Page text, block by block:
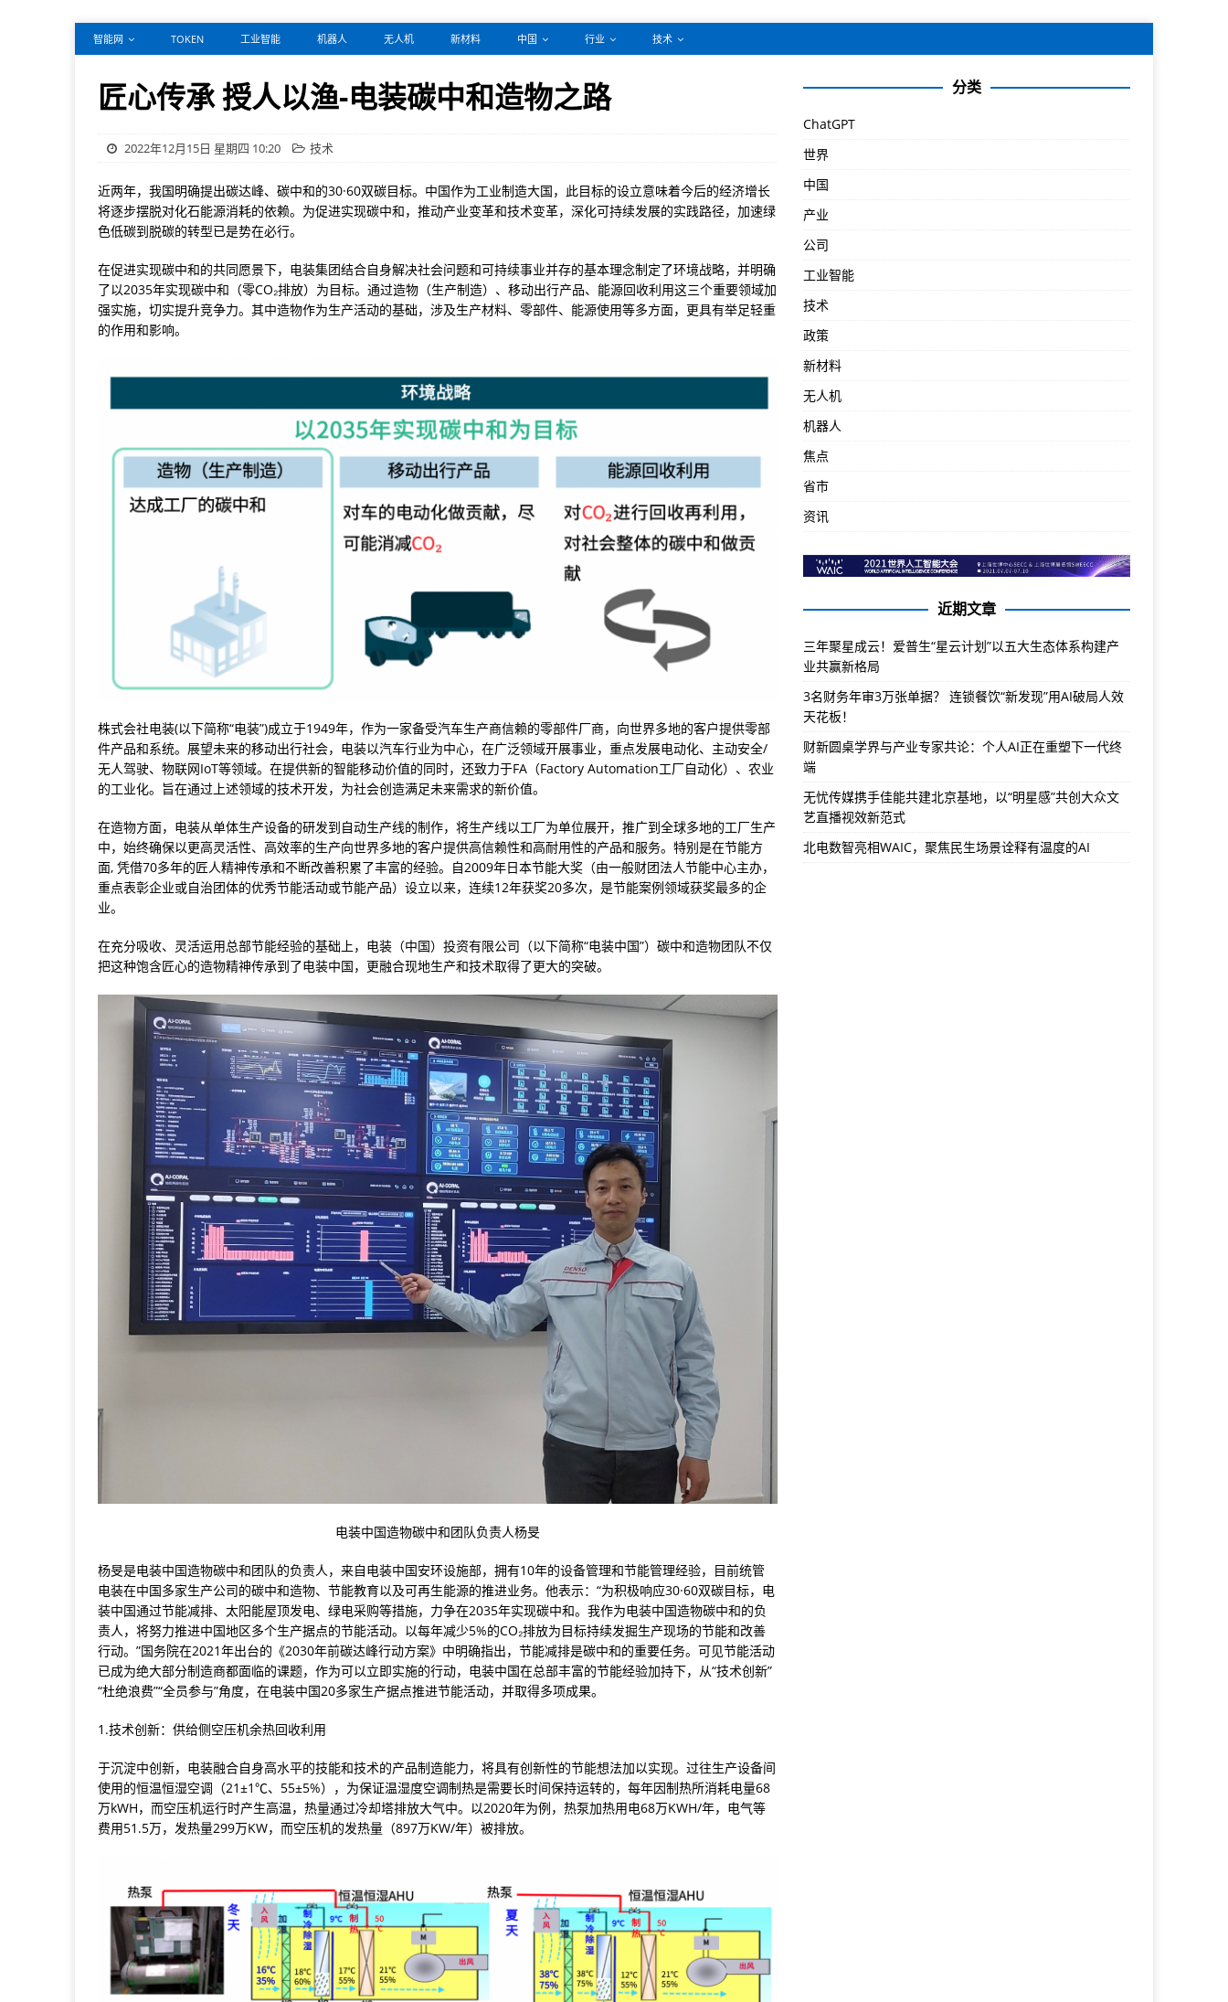
智能网 TOKEN 工业智能 机器人 无人机 新材料 中国 行业 技术
匠心传承 授人以渔-电装碳中和造物之路
2022年12月15日 星期四 10:20 技术
近两年，我国明确提出碳达峰、碳中和的30·60双碳目标。中国作为工业制造大国，此目标的设立意味着今后的经济增长
将逐步摆脱对化石能源消耗的依赖。为促进实现碳中和，推动产业变革和技术变革，深化可持续发展的实践路径，加速绿
色低碳到脱碳的转型已是势在必行。
在促进实现碳中和的共同愿景下，电装集团结合自身解决社会问题和可持续事业并存的基本理念制定了环境战略，并明确
了以2035年实现碳中和（零CO₂排放）为目标。通过造物（生产制造）、移动出行产品、能源回收利用这三个重要领域加
强实施，切实提升竞争力。其中造物作为生产活动的基础，涉及生产材料、零部件、能源使用等多方面，更具有举足轻重
的作用和影响。
株式会社电装(以下简称“电装”)成立于1949年，作为一家备受汽车生产商信赖的零部件厂商，向世界多地的客户提供零部
件产品和系统。展望未来的移动出行社会，电装以汽车行业为中心，在广泛领域开展事业，重点发展电动化、主动安全/
无人驾驶、物联网IoT等领域。在提供新的智能移动价值的同时，还致力于FA（Factory Automation工厂自动化）、农业
的工业化。旨在通过上述领域的技术开发，为社会创造满足未来需求的新价值。
在造物方面，电装从单体生产设备的研发到自动生产线的制作，将生产线以工厂为单位展开，推广到全球多地的工厂生产
中，始终确保以更高灵活性、高效率的生产向世界多地的客户提供高信赖性和高耐用性的产品和服务。特别是在节能方
面, 凭借70多年的匠人精神传承和不断改善积累了丰富的经验。自2009年日本节能大奖（由一般财团法人节能中心主办，
重点表彰企业或自治团体的优秀节能活动或节能产品）设立以来，连续12年获奖20多次，是节能案例领域获奖最多的企
业。
在充分吸收、灵活运用总部节能经验的基础上，电装（中国）投资有限公司（以下简称“电装中国”）碳中和造物团队不仅
把这种饱含匠心的造物精神传承到了电装中国，更融合现地生产和技术取得了更大的突破。
电装中国造物碳中和团队负责人杨旻
杨旻是电装中国造物碳中和团队的负责人，来自电装中国安环设施部，拥有10年的设备管理和节能管理经验，目前统管
电装在中国多家生产公司的碳中和造物、节能教育以及可再生能源的推进业务。他表示：“为积极响应30·60双碳目标，电
装中国通过节能减排、太阳能屋顶发电、绿电采购等措施，力争在2035年实现碳中和。我作为电装中国造物碳中和的负
责人，将努力推进中国地区多个生产据点的节能活动。以每年减少5%的CO₂排放为目标持续发掘生产现场的节能和改善
行动。”国务院在2021年出台的《2030年前碳达峰行动方案》中明确指出，节能减排是碳中和的重要任务。可见节能活动
已成为绝大部分制造商都面临的课题，作为可以立即实施的行动，电装中国在总部丰富的节能经验加持下，从“技术创新”
“杜绝浪费”“全员参与”角度，在电装中国20多家生产据点推进节能活动，并取得多项成果。
1.技术创新：供给侧空压机余热回收利用
于沉淀中创新，电装融合自身高水平的技能和技术的产品制造能力，将具有创新性的节能想法加以实现。过往生产设备间
使用的恒温恒湿空调（21±1℃、55±5%），为保证温湿度空调制热是需要长时间保持运转的，每年因制热所消耗电量68
万kWH，而空压机运行时产生高温，热量通过冷却塔排放大气中。以2020年为例，热泵加热用电68万KWH/年，电气等
费用51.5万，发热量299万KW，而空压机的发热量（897万KW/年）被排放。
分类
ChatGPT
世界
中国
产业
公司
工业智能
技术
政策
新材料
无人机
机器人
焦点
省市
资讯
近期文章
三年聚星成云！爱普生“星云计划”以五大生态体系构建产
业共赢新格局
3名财务年审3万张单据？ 连锁餐饮“新发现”用AI破局人效
天花板！
财新圆桌学界与产业专家共论：个人AI正在重塑下一代终
端
无忧传媒携手佳能共建北京基地，以“明星感”共创大众文
艺直播视效新范式
北电数智亮相WAIC，聚焦民生场景诠释有温度的AI